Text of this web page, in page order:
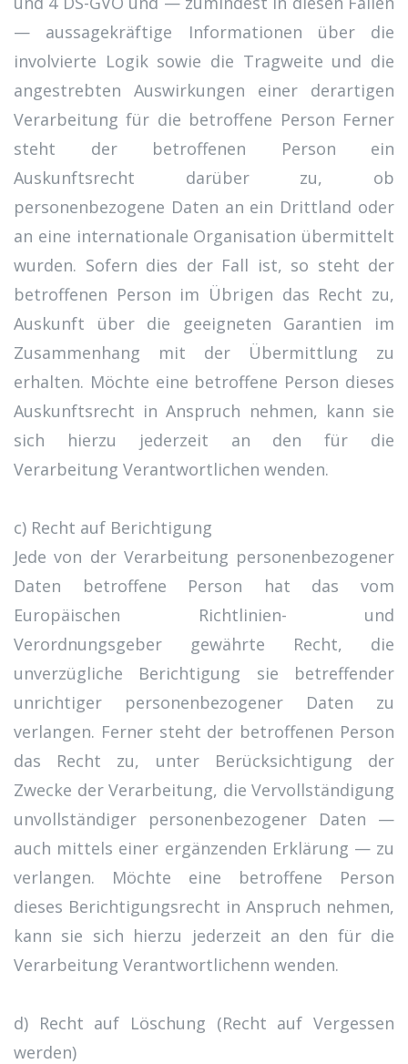
— aussagekräftige Informationen über die
involvierte Logik sowie die Tragweite und die
angestrebten Auswirkungen einer derartigen
Verarbeitung für die betroffene Person Ferner
steht der betroffenen Person ein
Auskunftsrecht darüber zu, ob
personenbezogene Daten an ein Drittland oder
an eine internationale Organisation übermittelt
wurden. Sofern dies der Fall ist, so steht der
betroffenen Person im Übrigen das Recht zu,
Auskunft über die geeigneten Garantien im
Zusammenhang mit der Übermittlung zu
erhalten. Möchte eine betroffene Person dieses
Auskunftsrecht in Anspruch nehmen, kann sie
sich hierzu jederzeit an den für die
Verarbeitung Verantwortlichen wenden.
c) Recht auf Berichtigung
Jede von der Verarbeitung personenbezogener
Daten betroffene Person hat das vom
Europäischen Richtlinien- und
Verordnungsgeber gewährte Recht, die
unverzügliche Berichtigung sie betreffender
unrichtiger personenbezogener Daten zu
verlangen. Ferner steht der betroffenen Person
das Recht zu, unter Berücksichtigung der
Zwecke der Verarbeitung, die Vervollständigung
unvollständiger personenbezogener Daten —
auch mittels einer ergänzenden Erklärung — zu
verlangen. Möchte eine betroffene Person
dieses Berichtigungsrecht in Anspruch nehmen,
kann sie sich hierzu jederzeit an den für die
Verarbeitung Verantwortlichenn wenden.
d) Recht auf Löschung (Recht auf Vergessen
werden)